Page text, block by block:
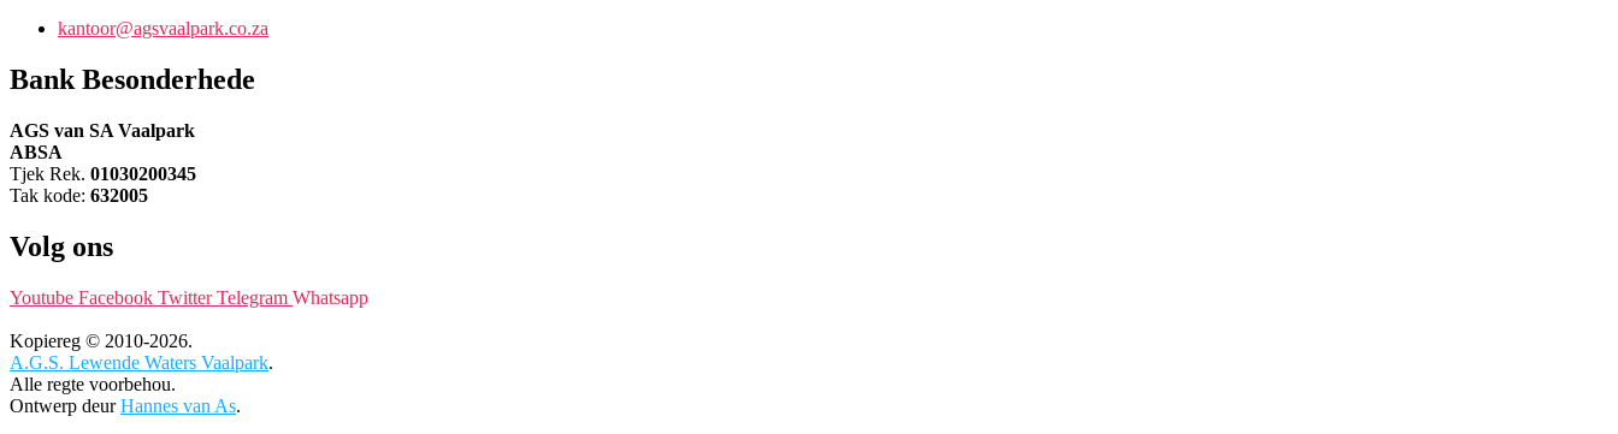
kantoor@agsvaalpark.co.za
Bank Besonderhede
AGS van SA Vaalpark
ABSA
Tjek Rek. 01030200345
Tak kode: 632005
Volg ons
Youtube Facebook Twitter Telegram Whatsapp
Kopiereg © 2010-2026.
A.G.S. Lewende Waters Vaalpark.
Alle regte voorbehou.
Ontwerp deurHannes van As.